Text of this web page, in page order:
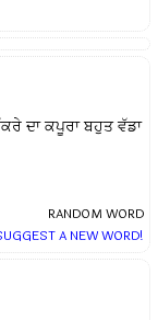
ਦਾ ਕਪੂਰਾ ਬਹੁਤ ਵੱਡਾ
RANDOM WORD
A NEW WORD!